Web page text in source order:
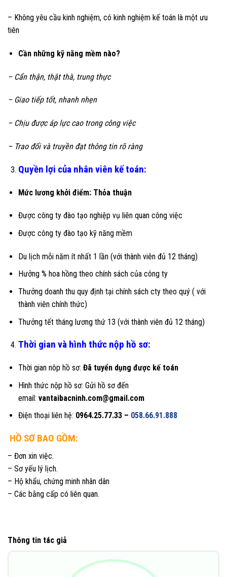
– Không yêu cầu kinh nghiệm, có kinh nghiệm kế toán là một ưu
tiên
Cần những kỹ năng mềm nào?
– Cẩn thận, thật thà, trung thực
– Giao tiếp tốt, nhanh nhẹn
– Chịu được áp lực cao trong công việc
– Trao đổi và truyền đạt thông tin rõ ràng
Quyền lợi của nhân viên kế toán:
Mức lương khởi điểm: Thỏa thuận
Được công ty đào tạo nghiệp vụ liên quan công việc
Được công ty đào tạo kỹ năng mềm
Du lịch mỗi năm ít nhất 1 lần (với thành viên đủ 12 tháng)
Hưởng % hoa hồng theo chính sách của công ty
Thưởng doanh thu quy định tại chính sách cty theo quý ( với
thành viên chính thức)
Thưởng tết tháng lương thứ 13 (với thành viên đủ 12 tháng)
Thời gian và hình thức nộp hồ sơ:
Thời gian nôp hồ sơ: Đã tuyển dụng được kế toán
Hình thức nộp hồ sơ: Gửi hồ sơ đến
email: vantaibacninh.com@gmail.com
Điện thoại liên hệ: 0964.25.77.33 – 058.66.91.888
HỒ SƠ BAO GỒM:
– Đơn xin việc.
– Sơ yếu lý lịch.
– Hộ khẩu, chứng minh nhân dân
– Các bằng cấp có liên quan.
Thông tin tác giả